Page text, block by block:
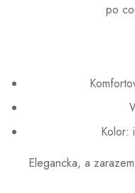
po
Kolor:
Elegancka, a